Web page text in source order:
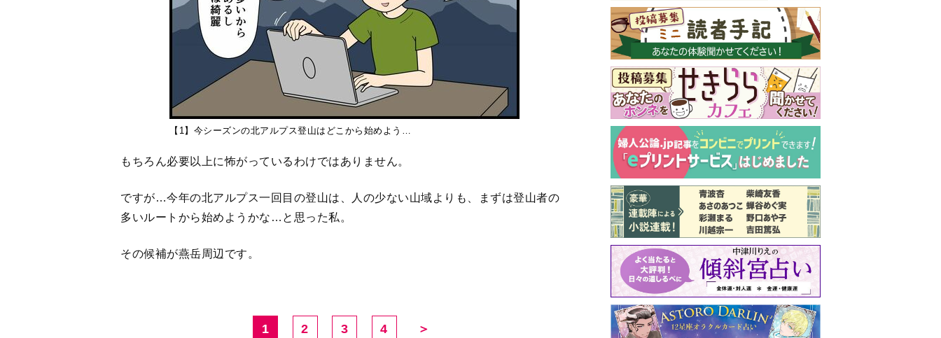
【1】今シーズンの北アルプス登山はどこから始めよう…
もちろん必要以上に怖がっているわけではありません。
ですが…今年の北アルプス一回目の登山は、人の少ない山域よりも、まずは登山者の
多いルートから始めようかな…と思った私。
その候補が燕岳周辺です。
1 2 3 4 ＞